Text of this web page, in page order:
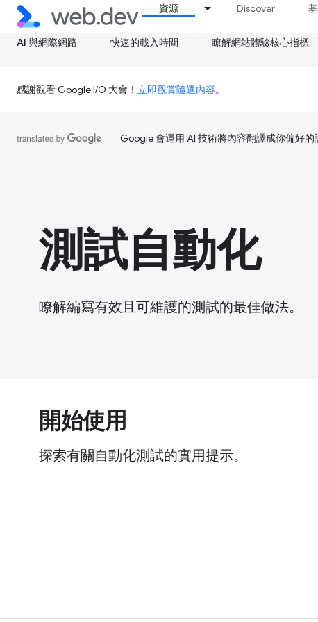
資源 Discover
AI 與網際網路 快速的載入時間 瞭解網站體驗核心指標
感謝觀看 Google I/O 大會！ 立即觀賞隨選內容。
Google 會運用 AI 技術將內容翻譯成你偏好的
測試自動化
瞭解編寫有效且可維護的測試的最佳做法。
開始使用
探索有關自動化測試的實用提示。